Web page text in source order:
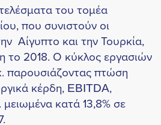
του τομέα
που συνιστούν οι
και την Τουρκία,
2018. Ο κύκλος εργασιών
πτώση
κέρδη, EBITDA,
κατά 13,8% σε